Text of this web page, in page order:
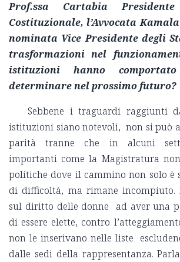
Prof.ssa Cartabia
Costituzionale, l’Avvocata
nominata Vice Presidente degli
trasformazioni nel
istituzioni hanno
determinare nel prossimo futuro?
Sebbene i traguardi raggiunti
istituzioni siano notevoli, non si può
parità tranne che in alcuni
importanti come la Magistratura
politiche dove il cammino non solo è
di difficoltà, ma rimane incompiuto.
sul diritto delle donne ad aver una
di essere elette, contro
non le inserivano nelle liste
dalle sedi della rappresentanza.